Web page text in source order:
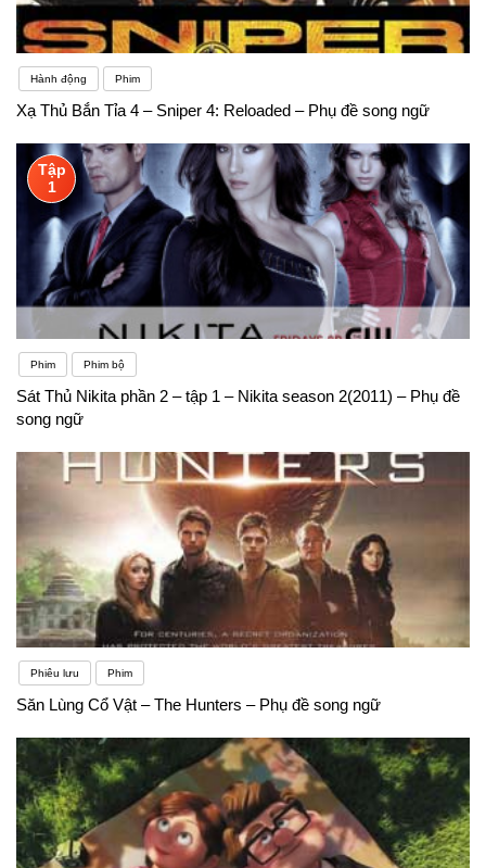
Hành động Phim
Xạ Thủ Bắn Tỉa 4 – Sniper 4: Reloaded – Phụ đề song ngữ
Tập
1
Phim Phim bộ
Sát Thủ Nikita phần 2 – tập 1 – Nikita season 2(2011) – Phụ đề
song ngữ
Phiêu lưu Phim
Săn Lùng Cổ Vật – The Hunters – Phụ đề song ngữ